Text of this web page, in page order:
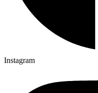
Instagram